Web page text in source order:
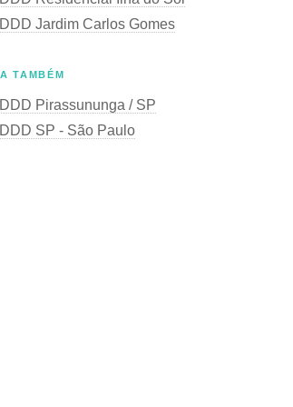
DDD Jardim Carlos Gomes
TAMBÉM
DDD Pirassununga / SP
DDD SP - São Paulo